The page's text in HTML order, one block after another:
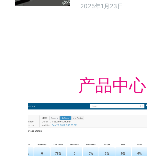
2025年1月23日
产品中心